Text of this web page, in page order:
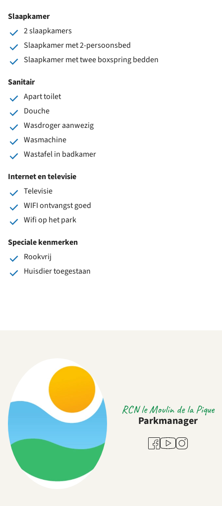
Slaapkamer
2 slaapkamers
Slaapkamer met 2-persoonsbed
Slaapkamer met twee boxspring bedden
Sanitair
Apart toilet
Douche
Wasdroger aanwezig
Wasmachine
Wastafel in badkamer
Internet en televisie
Televisie
WIFI ontvangst goed
Wifi op het park
Speciale kenmerken
Rookvrij
Huisdier toegestaan
RCN le Moulin de la Pique
Parkmanager
Facebook
YoutubeInstagram